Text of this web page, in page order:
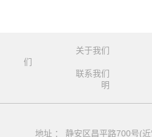
关于我们
们
联系我们
明
地址 ： 静安区昌平路700号(